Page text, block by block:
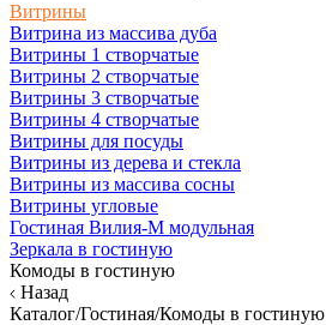
Витрины
Витрина из массива дуба
Витрины 1 створчатые
Витрины 2 створчатые
Витрины 3 створчатые
Витрины 4 створчатые
Витрины для посуды
Витрины из дерева и стекла
Витрины из массива сосны
Витрины угловые
Гостиная Вилия-М модульная
Зеркала в гостиную
Комоды в гостиную
Назад
Каталог/Гостиная/Комоды в гостиную